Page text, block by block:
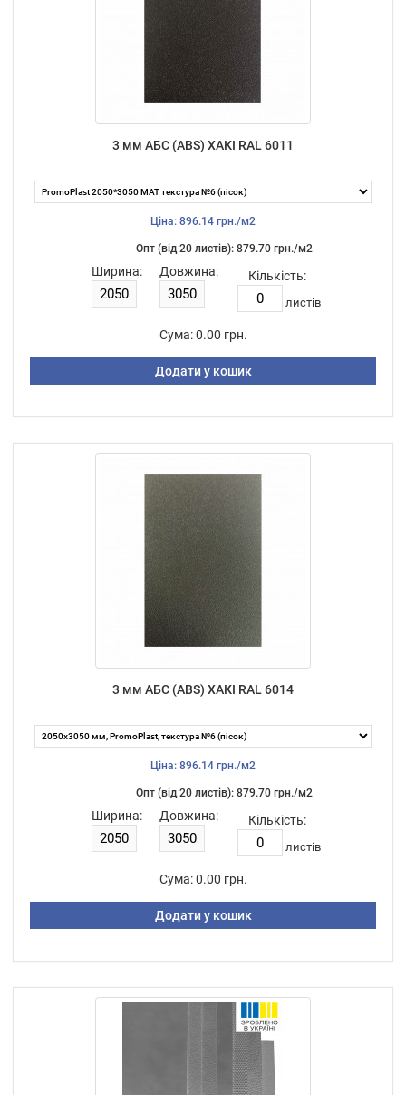
3 мм АБС (ABS) ХАКІ RAL 6011
Ціна: 896.14 грн./м2
Опт (від 20 листiв): 879.70 грн./м2
Ширина: Довжина: Кількість:
листiв
Сума: 0.00 грн.
Додати у кошик
3 мм АБС (ABS) ХАКІ RAL 6014
Ціна: 896.14 грн./м2
Опт (від 20 листiв): 879.70 грн./м2
Ширина: Довжина: Кількість:
листiв
Сума: 0.00 грн.
Додати у кошик